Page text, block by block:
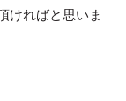
ければと思いま